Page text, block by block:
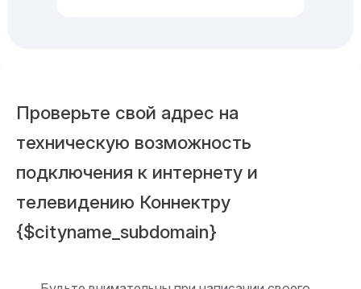
Проверьте свой адрес на
техническую возможность
подключения к интернету и
телевидению Коннектру
{$cityname_subdomain}